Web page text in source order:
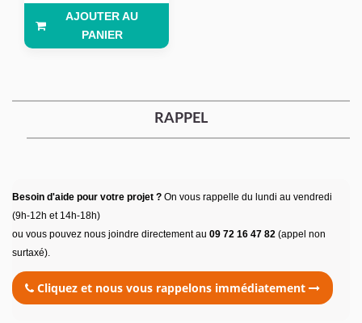
AJOUTER AU
PANIER
RAPPEL
Besoin d'aide pour votre projet ? On vous rappelle du lundi au vendredi
(9h-12h et 14h-18h)
ou vous pouvez nous joindre directement au 09 72 16 47 82 (appel non
surtaxé).
Cliquez et nous vous rappelons immédiatement